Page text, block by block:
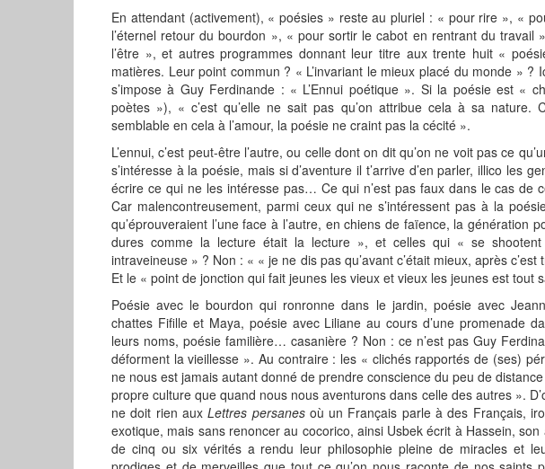
En attendant (activement), « poésies » reste au pluriel : « pour rire », «
l’éternel retour du bourdon », « pour sortir le cabot en rentrant du travail
l’être », et autres programmes donnant leur titre aux trente huit «
matières. Leur point commun ? « L’invariant le mieux placé du monde » ?
s’impose à Guy Ferdinande : « L’Ennui poétique ». Si la poésie est «
poètes »), « c’est qu’elle ne sait pas qu’on attribue cela à sa nature.
semblable en cela à l’amour, la poésie ne craint pas la cécité ».
L’ennui, c’est peut-être l’autre, ou celle dont on dit qu’on ne voit pas ce
s’intéresse à la poésie, mais si d’aventure il t’arrive d’en parler, illico les
écrire ce qui ne les intéresse pas… Ce qui n’est pas faux dans le cas de
Car malencontreusement, parmi ceux qui ne s’intéressent pas à la
qu’éprouveraient l’une face à l’autre, en chiens de faïence, la génération
dures comme la lecture était la lecture », et celles qui « se
intraveineuse » ? Non : « « je ne dis pas qu’avant c’était mieux, après
Et le « point de jonction qui fait jeunes les vieux et vieux les jeunes est tout
Poésie avec le bourdon qui ronronne dans le jardin, poésie avec
chattes Fifille et Maya, poésie avec Liliane au cours d’une promenade
leurs noms, poésie familière… casanière ? Non : ce n’est pas Guy
déforment la vieillesse ». Au contraire : les « clichés rapportés de (ses)
ne nous est jamais autant donné de prendre conscience du peu de
propre culture que quand nous nous aventurons dans celle des autres ».
ne doit rien auxLettres persanesoù un Français parle à des Français,
exotique, mais sans renoncer au cocorico, ainsi Usbek écrit à Hassein,
de cinq ou six vérités a rendu leur philosophie pleine de miracles et